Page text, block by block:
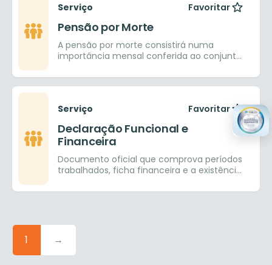
Serviço Favoritar
Pensão por Morte
A pensão por morte consistirá numa
importância mensal conferida ao conjunto
seu falecimento.
Serviço Favoritar
Declaração Funcional e
Financeira
Documento oficial que comprova períodos
trabalhados, ficha financeira e a existência
Prefeitura Municipal de Goiânia.
1 →